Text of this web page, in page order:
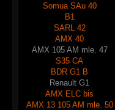
Somua SAu 40
B1
SARL 42
AMX 40
AMX 105 AM mle. 47
S35 CA
BDR G1 B
Renault G1
AMX ELC bis
AMX 13 105 AM mle. 50